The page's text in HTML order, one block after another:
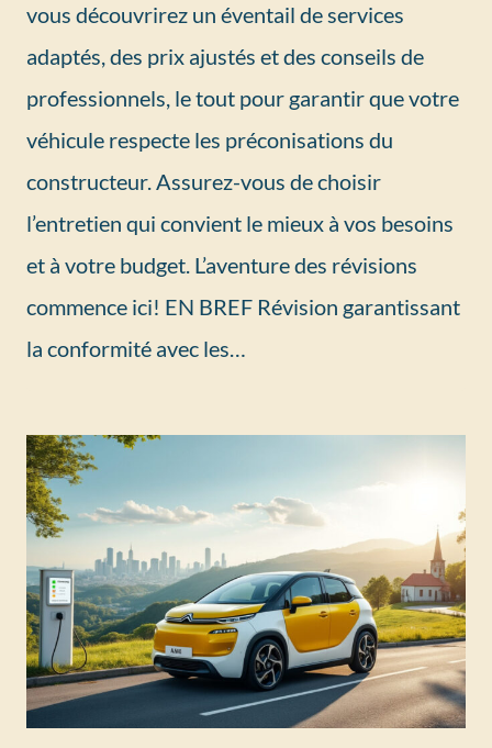
vous découvrirez un éventail de services
adaptés, des prix ajustés et des conseils de
professionnels, le tout pour garantir que votre
véhicule respecte les préconisations du
constructeur. Assurez-vous de choisir
l’entretien qui convient le mieux à vos besoins
et à votre budget. L’aventure des révisions
commence ici! EN BREF Révision garantissant
la conformité avec les…